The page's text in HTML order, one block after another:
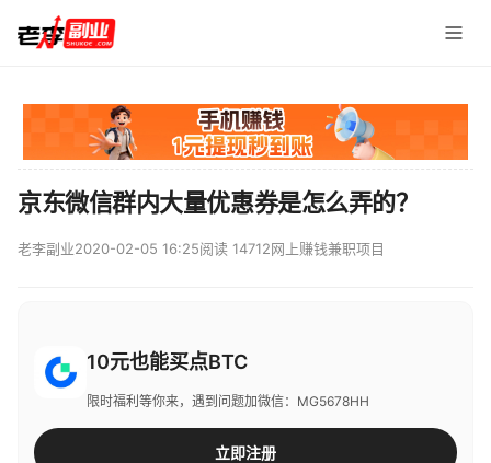
京东微信群内大量优惠券是怎么弄的？
老李副业2020-02-05 16:25阅读 14712网上赚钱兼职项目
10元也能买点BTC
限时福利等你来，遇到问题加微信：MG5678HH
立即注册